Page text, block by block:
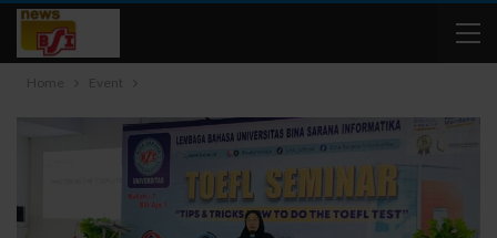
Home Event